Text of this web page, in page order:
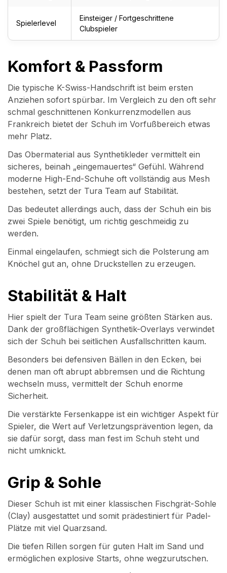
Spielerlevel
Einsteiger / Fortgeschrittene
Clubspieler
Komfort & Passform
Die typische K-Swiss-Handschrift ist beim ersten
Anziehen sofort spürbar. Im Vergleich zu den oft sehr
schmal geschnittenen Konkurrenzmodellen aus
Frankreich bietet der Schuh im Vorfußbereich etwas
mehr Platz.
Das Obermaterial aus Synthetikleder vermittelt ein
sicheres, beinah „eingemauertes“ Gefühl. Während
moderne High-End-Schuhe oft vollständig aus Mesh
bestehen, setzt der Tura Team auf Stabilität.
Das bedeutet allerdings auch, dass der Schuh ein bis
zwei Spiele benötigt, um richtig geschmeidig zu
werden.
Einmal eingelaufen, schmiegt sich die Polsterung am
Knöchel gut an, ohne Druckstellen zu erzeugen.
Stabilität & Halt
Hier spielt der Tura Team seine größten Stärken aus.
Dank der großflächigen Synthetik-Overlays verwindet
sich der Schuh bei seitlichen Ausfallschritten kaum.
Besonders bei defensiven Bällen in den Ecken, bei
denen man oft abrupt abbremsen und die Richtung
wechseln muss, vermittelt der Schuh enorme
Sicherheit.
Die verstärkte Fersenkappe ist ein wichtiger Aspekt für
Spieler, die Wert auf Verletzungsprävention legen, da
sie dafür sorgt, dass man fest im Schuh steht und
nicht umknickt.
Grip & Sohle
Dieser Schuh ist mit einer klassischen Fischgrät-Sohle
(Clay) ausgestattet und somit prädestiniert für Padel-
Plätze mit viel Quarzsand.
Die tiefen Rillen sorgen für guten Halt im Sand und
ermöglichen explosive Starts, ohne wegzurutschen.